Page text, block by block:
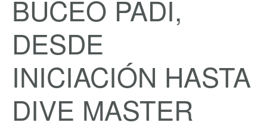
BUCEO PADI,
DESDE
INICIACIÓN HASTA
DIVE MASTER